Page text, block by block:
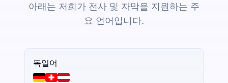
아래는 저희가 전사 및 자막을 지원하는 주
요 언어입니다.
독일어